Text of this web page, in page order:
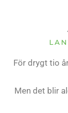
För drygt tio
Men det blir